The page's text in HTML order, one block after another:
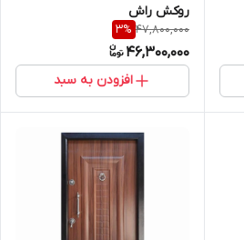
روکش راش
47,800,000
3%
46,300,000
افزودن به سبد